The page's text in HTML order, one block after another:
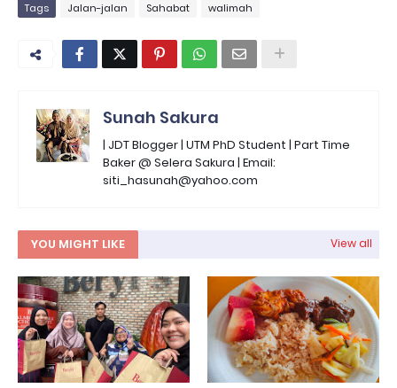
Tags Jalan-jalan Sahabat walimah
Sunah Sakura
| JDT Blogger | UTM PhD Student | Part Time
Baker @ Selera Sakura | Email:
siti_hasunah@yahoo.com
YOU MIGHT LIKE View all